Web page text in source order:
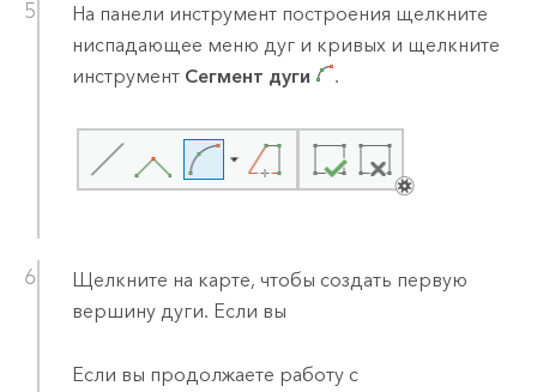
На панели инструмент построения щелкните
ниспадающее меню дуг и кривых и щелкните
инструмент Сегмент дуги .
Щелкните на карте, чтобы создать первую
вершину дуги. Если вы
Если вы продолжаете работу с